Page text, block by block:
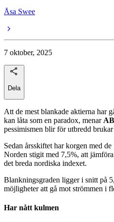
Åsa Swee
7 oktober, 2025
Dela
Att de mest blankade aktierna har
kan låta som en paradox, menar
pessimismen blir för utbredd
Sedan årsskiftet har korgen med
Norden stigit med 7,5%, att
det breda nordiska indexet.
Blankningsgraden ligger i snitt på
möjligheter att gå mot strömmen i
Har nått kulmen